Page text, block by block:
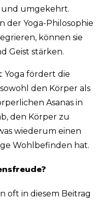
und umgekehrt.
der Yoga-Philosophie
können sie
Geist stärken.
: Yoga fördert die
den Körper als
Asanas in
den Körper zu
wiederum einen
Wohlbefinden hat.
oft in diesem Beitrag